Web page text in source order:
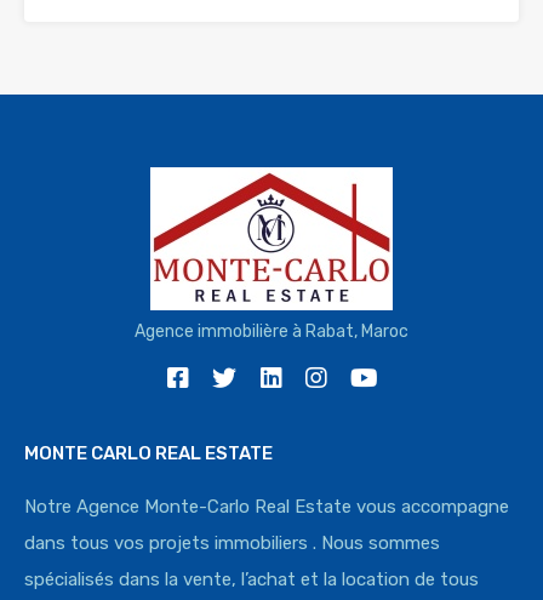
Agence immobilière à Rabat, Maroc
MONTE CARLO REAL ESTATE
Notre Agence Monte-Carlo Real Estate vous accompagne
dans tous vos projets immobiliers . Nous sommes
spécialisés dans la vente, l’achat et la location de tous